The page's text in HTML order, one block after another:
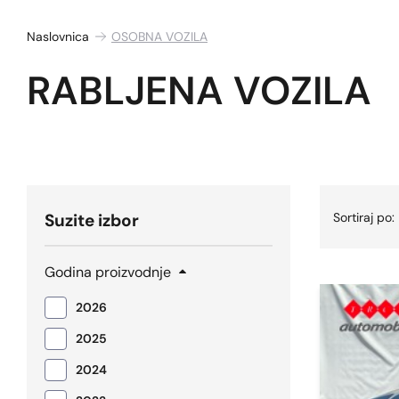
Naslovnica OSOBNA VOZILA
RABLJENA VOZILA
Suzite izbor
Godina proizvodnje
2026
2025
2024
Sortiraj po: